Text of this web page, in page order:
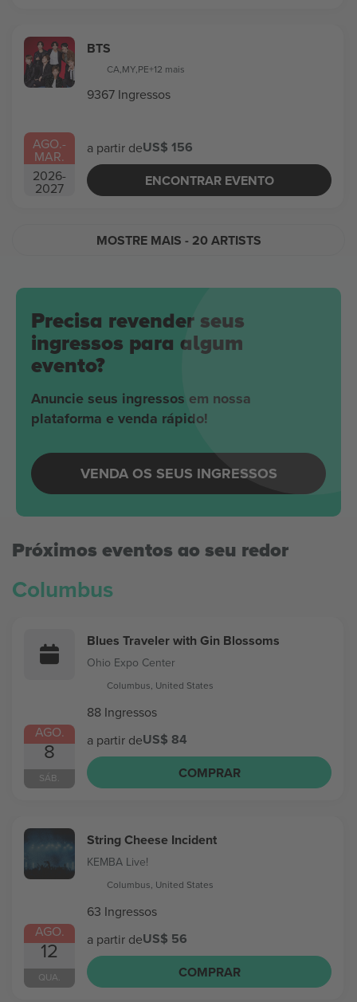
AGO.-
MAR.
2026-
2027
BTS
CA,MY,PE+12 mais
9367 Ingressos
a partir deUS$ 156
ENCONTRAR EVENTO
MOSTRE MAIS - 20 ARTISTS
Precisa revender seus
ingressos para algum
evento?
Anuncie seus ingressos em nossa
plataforma e venda rápido!
VENDA OS SEUS INGRESSOS
Próximos eventos ao seu redor
Columbus
AGO.
8
SÁB.
Blues Traveler with Gin Blossoms
Ohio Expo Center
Columbus, United States
88 Ingressos
a partir deUS$ 84
COMPRAR
AGO.
12
QUA.
String Cheese Incident
KEMBA Live!
Columbus, United States
63 Ingressos
a partir deUS$ 56
COMPRAR